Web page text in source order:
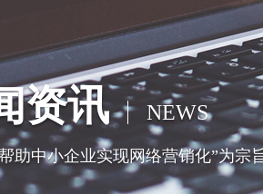
资讯 NEWS
助中小企业实现网络营销化”为宗